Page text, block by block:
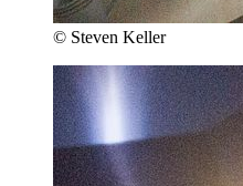
© Steven Keller